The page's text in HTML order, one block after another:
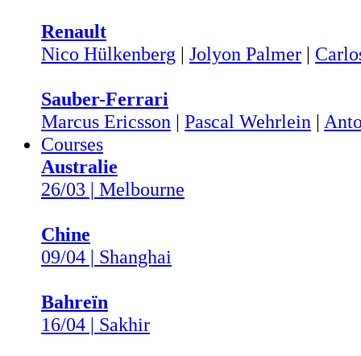
Renault
Nico Hülkenberg | Jolyon Palmer |
Sauber-Ferrari
Marcus Ericsson | Pascal Wehrlein |
Courses
Australie
26/03 | Melbourne
Chine
09/04 | Shanghai
Bahreïn
16/04 | Sakhir